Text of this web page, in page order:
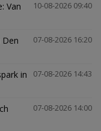
10-08-2026 09:40
Van
07-08-2026 16:20
07-08-2026 14:43
in
07-08-2026 14:00